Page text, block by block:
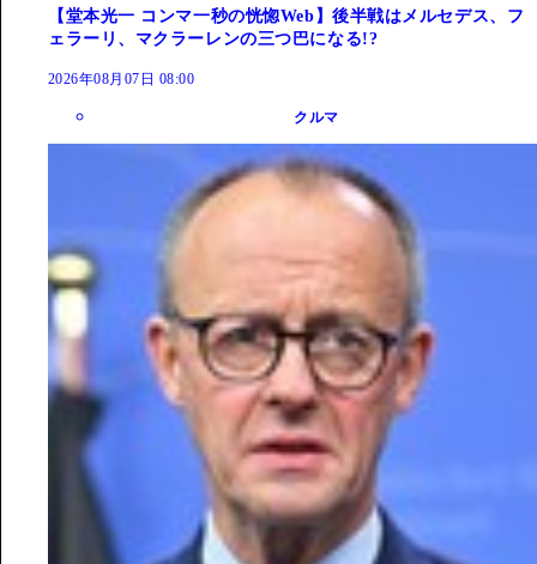
【堂本光一 コンマ一秒の恍惚Web】後半戦はメルセデス、フ
ェラーリ、マクラーレンの三つ巴になる!?
2026年08月07日 08:00
クルマ